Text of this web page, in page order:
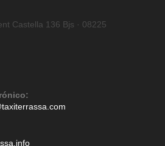
Castella 136 Bjs · 08225